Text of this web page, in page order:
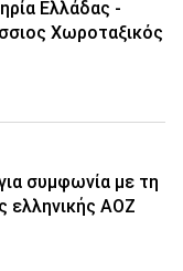
Ελλάδας -
Χωροταξικός
συμφωνία με τη
ελληνικής ΑΟΖ